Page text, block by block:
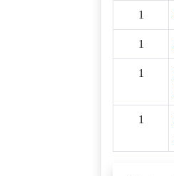
1
1
1
1